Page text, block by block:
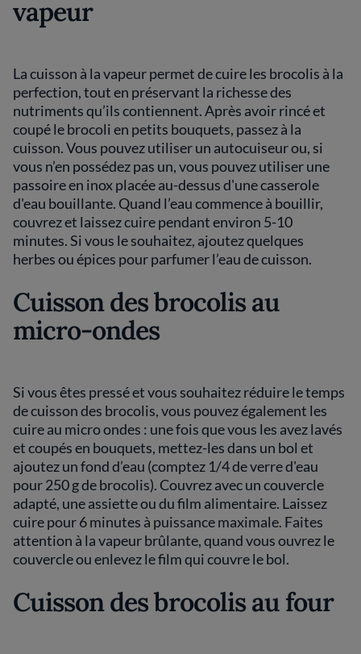
vapeur
La cuisson à la vapeur permet de cuire les brocolis à la
perfection, tout en préservant la richesse des
nutriments qu’ils contiennent. Après avoir rincé et
coupé le brocoli en petits bouquets, passez à la
cuisson. Vous pouvez utiliser un autocuiseur ou, si
vous n’en possédez pas un, vous pouvez utiliser une
passoire en inox placée au-dessus d'une casserole
d'eau bouillante. Quand l’eau commence à bouillir,
couvrez et laissez cuire pendant environ 5-10
minutes. Si vous le souhaitez, ajoutez quelques
herbes ou épices pour parfumer l’eau de cuisson.
Cuisson des brocolis au
micro-ondes
Si vous êtes pressé et vous souhaitez réduire le temps
de cuisson des brocolis, vous pouvez également les
cuire au micro ondes : une fois que vous les avez lavés
et coupés en bouquets, mettez-les dans un bol et
ajoutez un fond d’eau (comptez 1/4 de verre d'eau
pour 250 g de brocolis). Couvrez avec un couvercle
adapté, une assiette ou du film alimentaire. Laissez
cuire pour 6 minutes à puissance maximale. Faites
attention à la vapeur brûlante, quand vous ouvrez le
couvercle ou enlevez le film qui couvre le bol.
Cuisson des brocolis au four